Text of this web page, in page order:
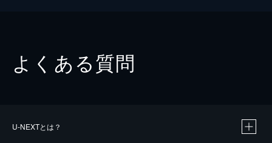
よくある質問
U-NEXTとは？